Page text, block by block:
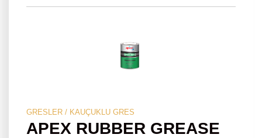
GRESLER / KAUÇUKLU GRES
APEX RUBBER GREASE